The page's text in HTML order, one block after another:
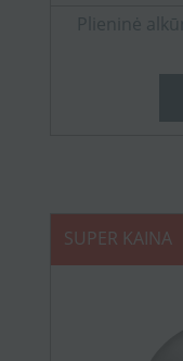
Plieninė
SUPER KAINA